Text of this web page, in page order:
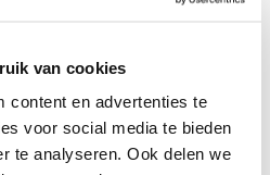
van cookies
content en advertenties te
voor social media te bieden
te analyseren. Ook delen we
dashboards geven inzicht in
beslissingen nemen.
we dat jouw PLM-
is. Gehost in de